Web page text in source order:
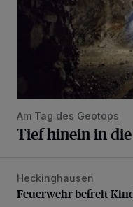
Am Tag des Geotops
Tief hinein in
Feuerwehr befreit Kind
Heckinghausen
Feuerwehr befreit